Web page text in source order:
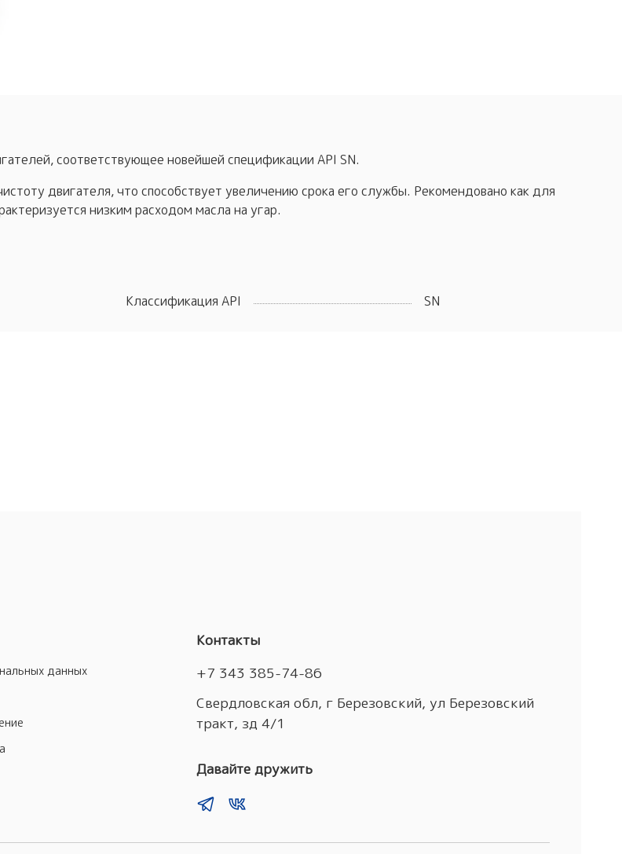
соответствующее новейшей спецификации API SN.
двигателя, что способствует увеличению срока его службы. Рекомендовано как для
низким расходом масла на угар.
Классификация API SN
данных
Контакты
+7 343 385-74-86
Свердловская обл, г Березовский, ул Березовский
тракт, зд 4/1
Давайте дружить